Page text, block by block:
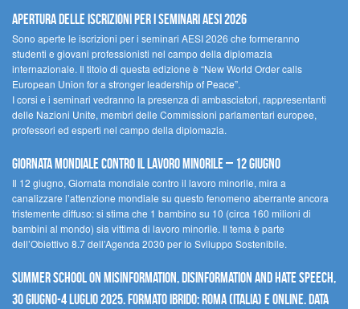
Apertura delle iscrizioni per i seminari AESI 2026
Sono aperte le iscrizioni per i seminari AESI 2026 che formeranno
studenti e giovani professionisti nel campo della diplomazia
internazionale. Il titolo di questa edizione è “New World Order calls
European Union for a stronger leadership of Peace”.
I corsi e i seminari vedranno la presenza di ambasciatori, rappresentanti
delle Nazioni Unite, membri delle Commissioni parlamentari europee,
professori ed esperti nel campo della diplomazia.
Giornata mondiale contro il lavoro minorile – 12 giugno
Il 12 giugno, Giornata mondiale contro il lavoro minorile, mira a
canalizzare l’attenzione mondiale su questo fenomeno aberrante ancora
tristemente diffuso: si stima che 1 bambino su 10 (circa 160 milioni di
bambini al mondo) sia vittima di lavoro minorile. Il tema è parte
dell’Obiettivo 8.7 dell’Agenda 2030 per lo Sviluppo Sostenibile.
Summer School on Misinformation, Disinformation and Hate Speech,
30 giugno-4 luglio 2025. Formato ibrido: Roma (Italia) e online. Data